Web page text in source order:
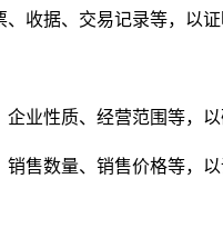
收据、交易记录等，以证
业性质、经营范围等，以
售数量、销售价格等，